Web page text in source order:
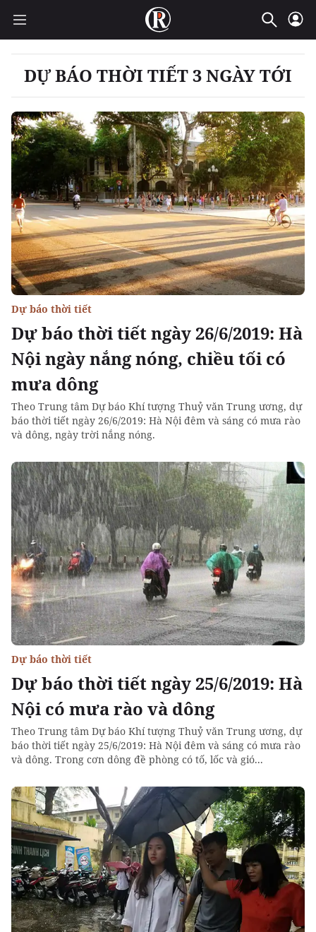
DỰ BÁO THỜI TIẾT 3 NGÀY TỚI
Dự báo thời tiết ngày 26/6/2019: Hà
Nội ngày nắng nóng, chiều tối có
mưa dông
Dự báo thời tiết
Theo Trung tâm Dự báo Khí tượng Thuỷ văn Trung ương, dự
báo thời tiết ngày 26/6/2019: Hà Nội đêm và sáng có mưa rào
và dông, ngày trời nắng nóng.
Dự báo thời tiết ngày 25/6/2019: Hà
Nội có mưa rào và dông
Dự báo thời tiết
Theo Trung tâm Dự báo Khí tượng Thuỷ văn Trung ương, dự
báo thời tiết ngày 25/6/2019: Hà Nội đêm và sáng có mưa rào
và dông. Trong cơn dông đề phòng có tố, lốc và gió...